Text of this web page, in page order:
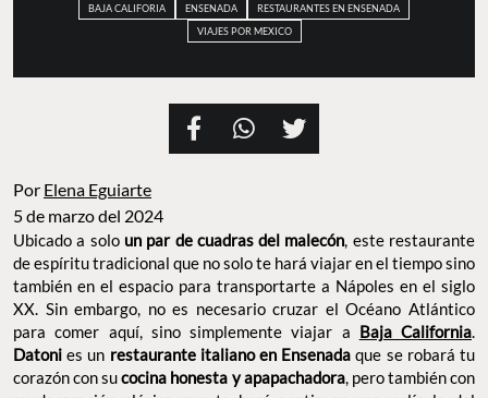
BAJA CALIFORIA ENSENADA
RESTAURANTES EN ENSENADA
VIAJES POR MEXICO
Por Elena Eguiarte
5 de marzo del 2024
Ubicado a solo un par de cuadras del malecón, este restaurante
de espíritu tradicional que no solo te hará viajar en el tiempo sino
también en el espacio para transportarte a Nápoles en el siglo
XX. Sin embargo, no es necesario cruzar el Océano Atlántico
para comer aquí, sino simplemente viajar a Baja California.
Datoni es un restaurante italiano en Ensenada que se robará tu
corazón con sucocina honesta y apapachadora, pero también con